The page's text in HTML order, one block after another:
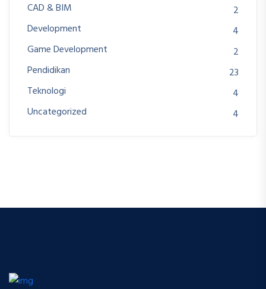
CAD & BIM
2
Development
4
Game Development
2
Pendidikan
23
Teknologi
4
Uncategorized
4